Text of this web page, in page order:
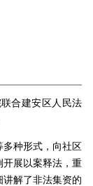
合建安区人民法
种形式，向社区
开展以案释法，重
解了非法集资的